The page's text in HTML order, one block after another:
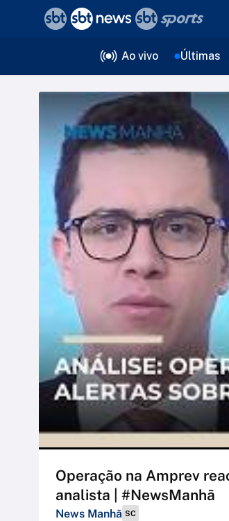
Ao vivo Últimas
Operação na Amprev
analista | #NewsManhã
News Manhã SC
voltar
Editorias